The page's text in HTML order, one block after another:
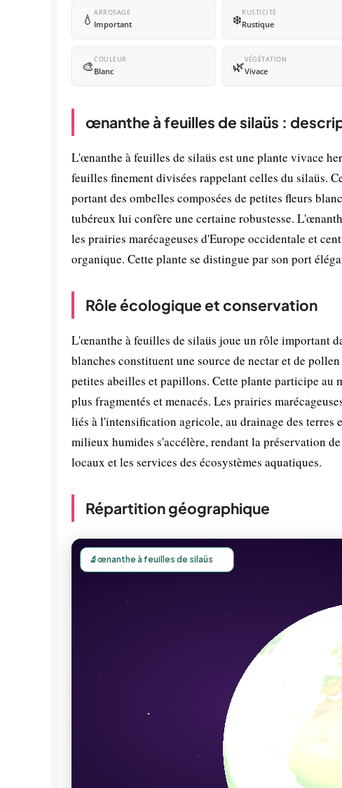
💧 ARROSAGE
Important ❄️RUSTICITÉ
Rustique
🎨COULEUR
Blanc 🌿VÉGÉTATION
Vivace
œnanthe à feuilles de silaüs :
L'œnanthe à feuilles de silaüs est une plante vivace
feuilles finement divisées rappelant celles du silaüs.
portant des ombelles composées de petites fleurs
tubéreux lui confère une certaine robustesse.
les prairies marécageuses d'Europe occidentale et
organique. Cette plante se distingue par son port
Rôle écologique et conservation
L'œnanthe à feuilles de silaüs joue un rôle important
blanches constituent une source de nectar et de
petites abeilles et papillons. Cette plante participe au
plus fragmentés et menacés. Les prairies
liés à l'intensification agricole, au drainage des terres
milieux humides s'accélère, rendant la préservation
locaux et les services des écosystèmes aquatiques.
Répartition géographique